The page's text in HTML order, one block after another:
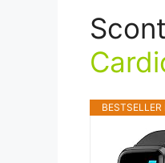
BESTSELLER